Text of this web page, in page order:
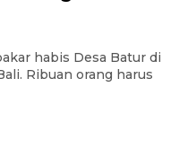
habis Desa Batur di
Ribuan orang harus